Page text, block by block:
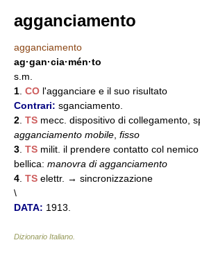
agganciamento
agganciamento
ag·gan·cia·mén·to
s.m.
1 CO l'agganciare e il suo risultato
Contrari: sganciamento.
2 TS mecc. dispositivo di collegamento,
agganciamento mobile fisso
3 TS milit. il prendere contatto col
bellica: manovra di agganciamento
4 TS elettr. → sincronizzazione
\
DATA: 1913.
Dizionario Italiano